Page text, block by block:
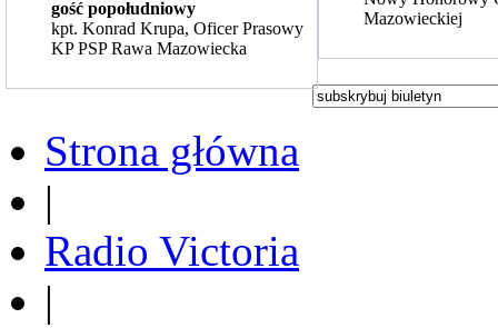
gość popołudniowy
kpt. Konrad Krupa, Oficer Prasowy
KP PSP Rawa Mazowiecka
Mazowieckiej
Strona główna
|
Radio Victoria
|